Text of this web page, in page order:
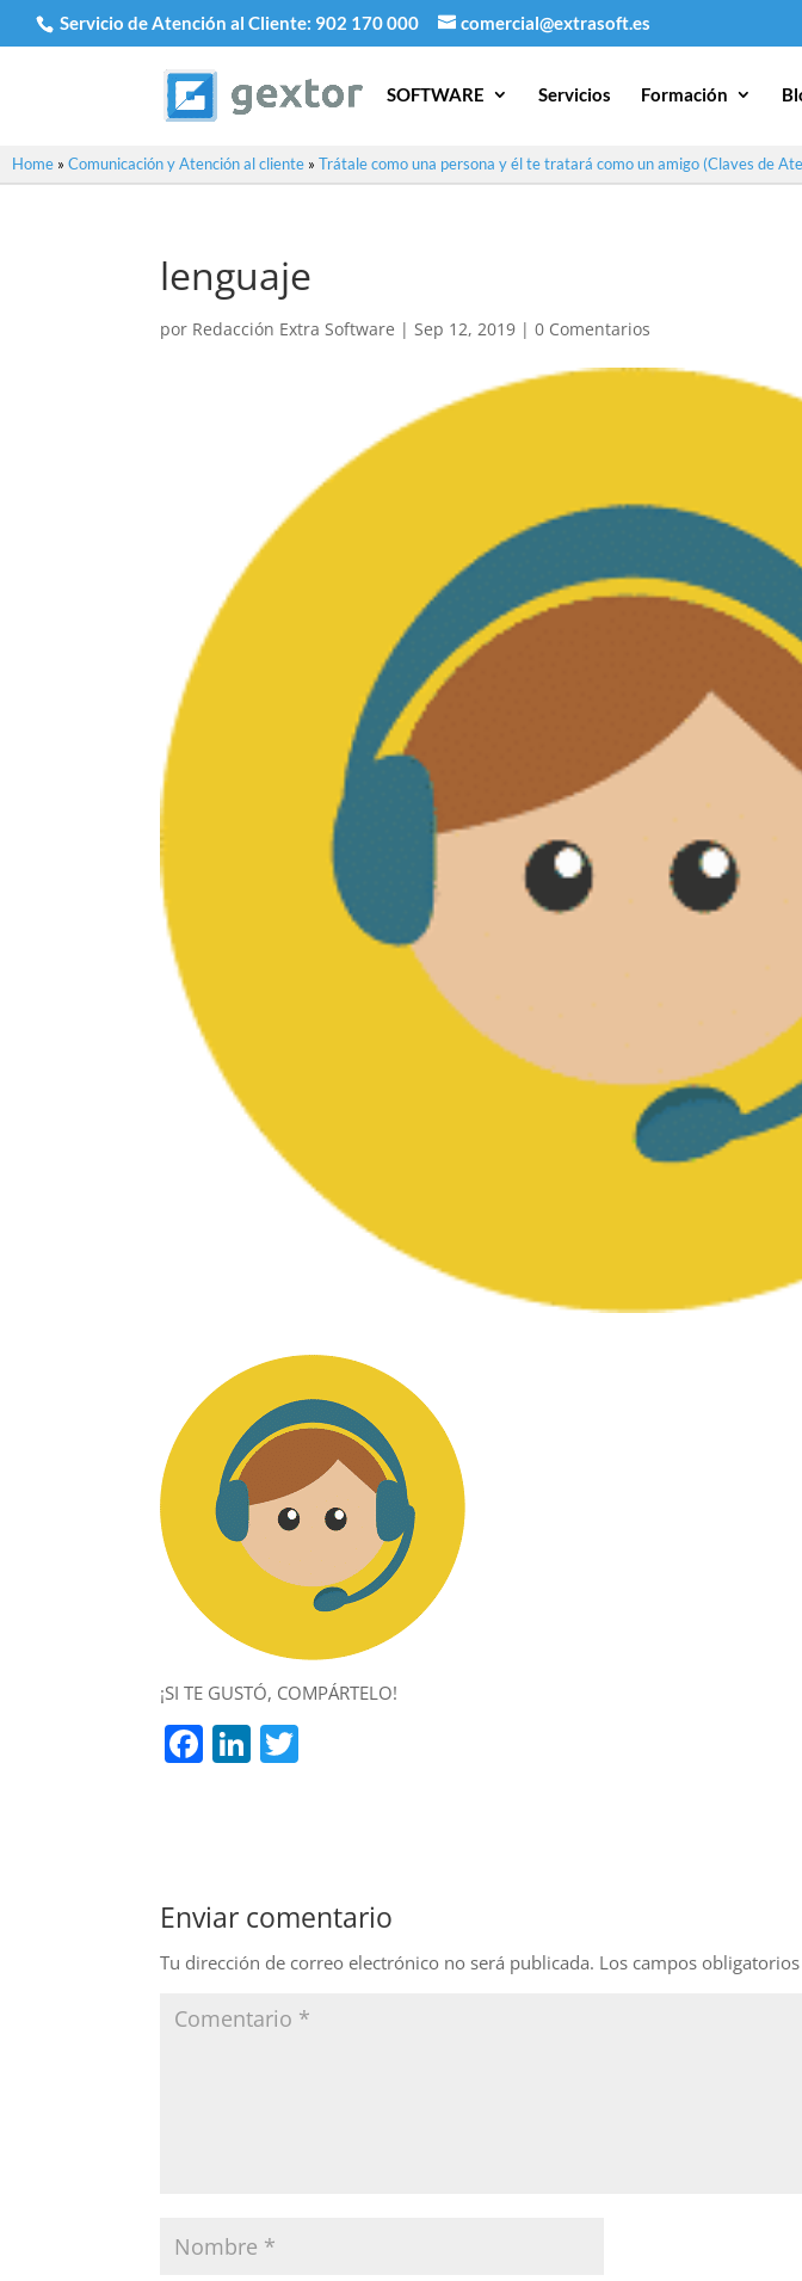
Servicio de Atención al Cliente: 902 170 000 comercial@extrasoft.es
SOFTWARE Servicios Formación
Home » Comunicación y Atención al cliente » Trátale como una persona y él te tratará como un amigo (Claves de
lenguaje
por Redacción Extra Software |Sep 12, 2019 |0 Comentarios
¡SI TE GUSTÓ, COMPÁRTELO!
F
b
o
o
k
Li
n
Enviar comentario
Tu dirección de correo electrónico no será publicada. Los campos